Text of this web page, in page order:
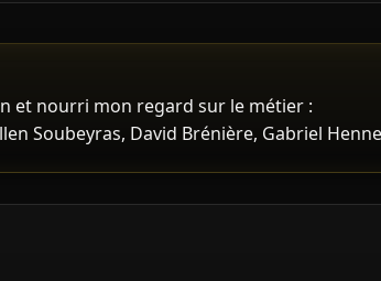
et nourri mon regard sur le métier :
Soubeyras, David Brénière, Gabriel